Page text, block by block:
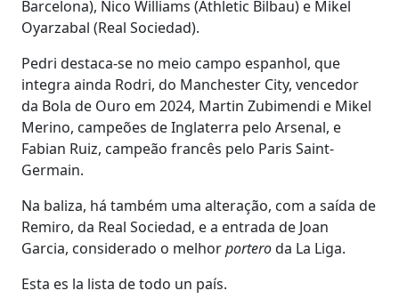
Barcelona), Nico Williams (Athletic Bilbau) e Mikel
Oyarzabal (Real Sociedad).
Pedri destaca-se no meio campo espanhol, que
integra ainda Rodri, do Manchester City, vencedor
da Bola de Ouro em 2024, Martin Zubimendi e Mikel
Merino, campeões de Inglaterra pelo Arsenal, e
Fabian Ruiz, campeão francês pelo Paris Saint-
Germain.
Na baliza, há também uma alteração, com a saída de
Remiro, da Real Sociedad, e a entrada de Joan
Garcia, considerado o melhorporteroda La Liga.
Esta es la lista de todo un país.